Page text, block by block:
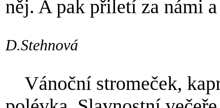
něj. A pak přiletí za námi
D.Stehnová
Vánoční stromeček,